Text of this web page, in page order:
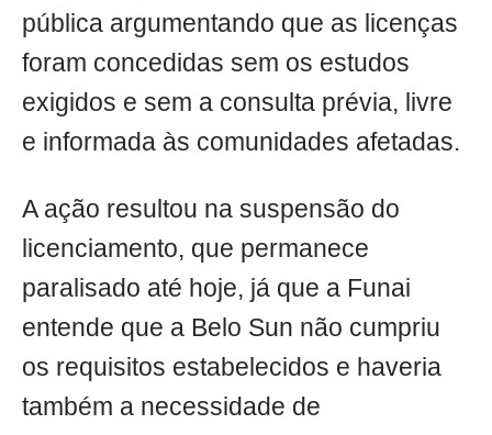
pública argumentando que as licenças
foram concedidas sem os estudos
exigidos e sem a consulta prévia, livre
e informada às comunidades afetadas.
A ação resultou na suspensão do
licenciamento, que permanece
paralisado até hoje, já que a Funai
entende que a Belo Sun não cumpriu
os requisitos estabelecidos e haveria
também a necessidade de